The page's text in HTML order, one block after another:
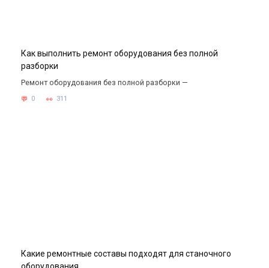
Как выполнить ремонт оборудования без полной
разборки
Ремонт оборудования без полной разборки —
0 311
Какие ремонтные составы подходят для станочного